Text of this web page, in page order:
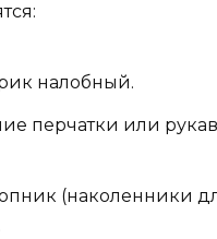
налобный.
перчатки или
(наколенники